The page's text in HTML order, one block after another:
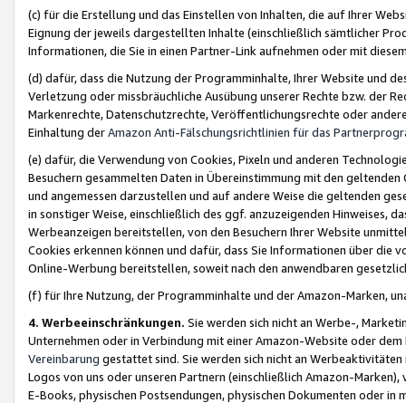
(c) für die Erstellung und das Einstellen von Inhalten, die auf Ihrer
Eignung der jeweils dargestellten Inhalte (einschließlich sämtlicher
Informationen, die Sie in einen Partner-Link aufnehmen oder mit
(d) dafür, dass die Nutzung der Programminhalte, Ihrer Website und
Verletzung oder missbräuchliche Ausübung unserer Rechte bzw. der
Markenrechte, Datenschutzrechte, Veröffentlichungsrechte oder
Einhaltung derAmazon Anti-Fälschungsrichtlinien für das
(e) dafür, die Verwendung von Cookies, Pixeln und anderen
Besuchern gesammelten Daten in Übereinstimmung mit den
und angemessen darzustellen und auf andere Weise die geltenden
in sonstiger Weise, einschließlich des ggf. anzuzeigenden Hinweises,
Werbeanzeigen bereitstellen, von den Besuchern Ihrer Website
Cookies erkennen können und dafür, dass Sie Informationen über die
Online-Werbung bereitstellen, soweit nach den anwendbaren
(f) für Ihre Nutzung, der Programminhalte und der Amazon-Marken,
4. Werbeeinschränkungen. Sie werden sich nicht an Werbe-,
Unternehmen oder in Verbindung mit einer Amazon-Website oder
Vereinbarung gestattet sind. Sie werden sich nicht an
Logos von uns oder unseren Partnern (einschließlich Amazon-
E-Books, physischen Postsendungen, physischen Dokumenten oder in